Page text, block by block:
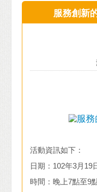
服務創新
活動資訊如下：
日期：102年3月19
時間：晚上7點至9